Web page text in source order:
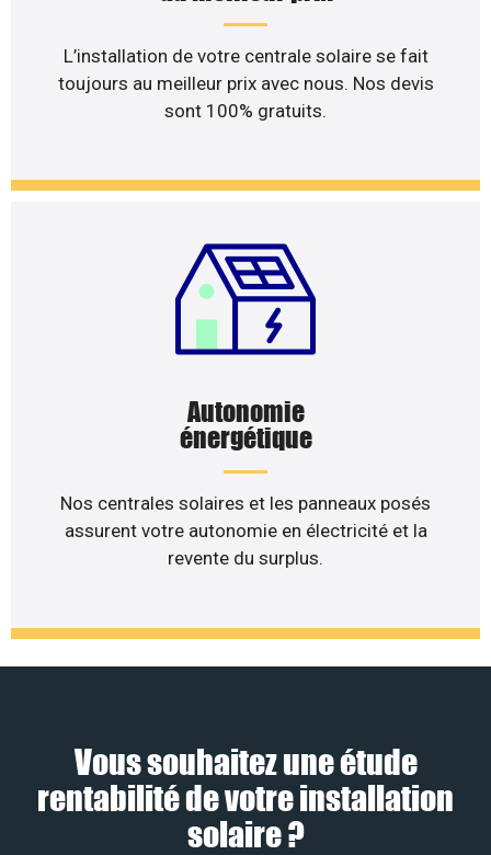
L’installation de votre centrale solaire se fait
toujours au meilleur prix avec nous. Nos devis
sont 100% gratuits.
Autonomie
énergétique
Nos centrales solaires et les panneaux posés
assurent votre autonomie en électricité et la
revente du surplus.
Vous souhaitez une étude
rentabilité de votre installation
solaire ?